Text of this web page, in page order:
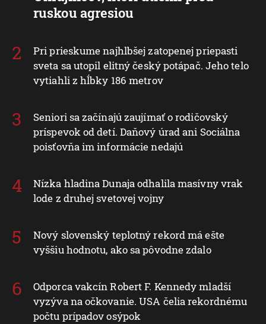
ruskou agresiou
Pri prieskume najhlbšej zatopenej priepasti
sveta sa utopil elitný český potápač. Jeho telo
vytiahli z hĺbky 186 metrov
Seniori sa začínajú zaujímať o rodičovský
príspevok od detí. Daňový úrad ani Sociálna
poisťovňa im informácie nedajú
Nízka hladina Dunaja odhalila masívny vrak
lode z druhej svetovej vojny
Nový slovenský teplotný rekord má ešte
vyššiu hodnotu, ako sa pôvodne zdalo
Odporca vakcín Robert F. Kennedy mladší
vyzýva na očkovanie. USA čelia rekordnému
počtu prípadov osýpok